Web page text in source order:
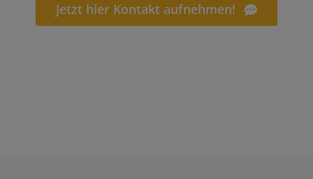
Jetzt hier Kontakt aufnehmen!